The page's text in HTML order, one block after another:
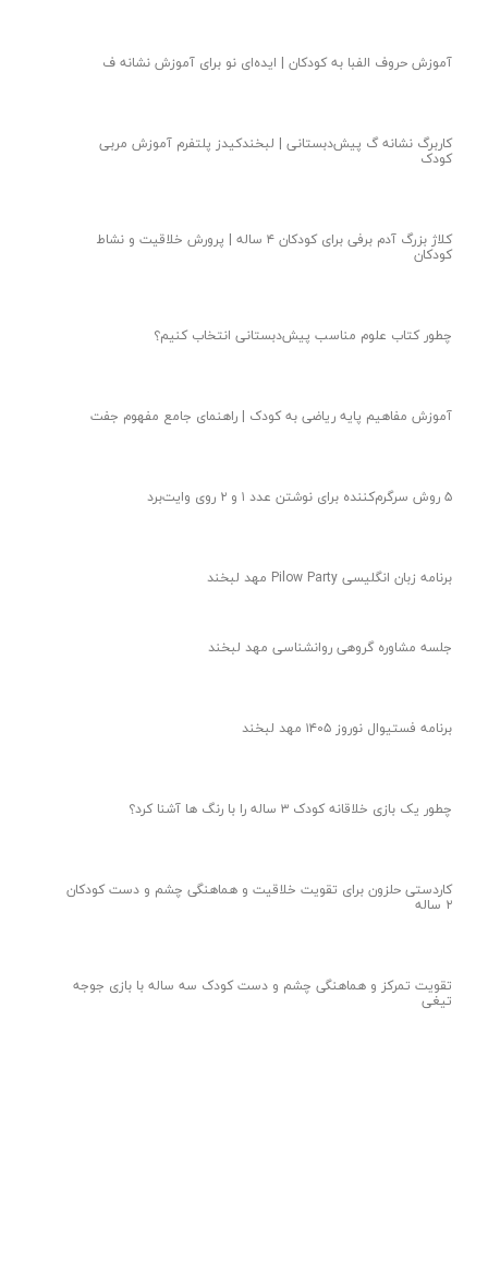
آموزش حروف الفبا به کودکان | ایده‌ای نو‌ برای آموزش نشانه ف
کاربرگ نشانه گ پیش‌دبستانی | لبخندکیدز پلتفرم آموزش مربی
کودک
کلاژ بزرگ آدم برفی برای کودکان ۴ ساله | پرورش خلاقیت و نشاط
کودکان
چطور کتاب علوم مناسب پیش‌دبستانی انتخاب کنیم؟
آموزش مفاهیم پایه ریاضی به کودک | راهنمای جامع مفهوم جفت
۵ روش سرگرم‌کننده برای نوشتن عدد ۱ و ۲ روی وایت‌برد
برنامه زبان انگلیسی Pilow Party مهد لبخند
جلسه مشاوره گروهی روانشناسی مهد لبخند
برنامه فستیوال نوروز ۱۴۰۵ مهد لبخند
چطور یک بازی خلاقانه کودک ۳ ساله را با رنگ ها آشنا کرد؟
کاردستی حلزون برای تقویت خلاقیت و هماهنگی چشم و دست کودکان
۲ ساله
تقویت تمرکز و هماهنگی چشم و دست کودک سه ساله با بازی جوجه
تیغی